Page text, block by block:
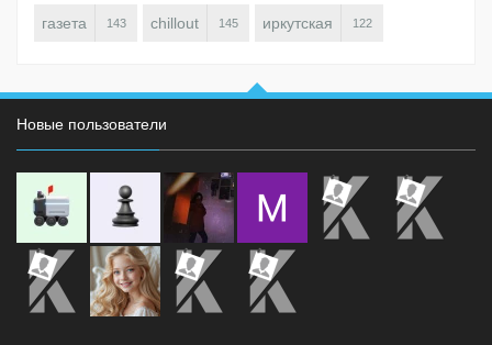
газета 143 chillout 145 иркутская 122
Новые пользователи